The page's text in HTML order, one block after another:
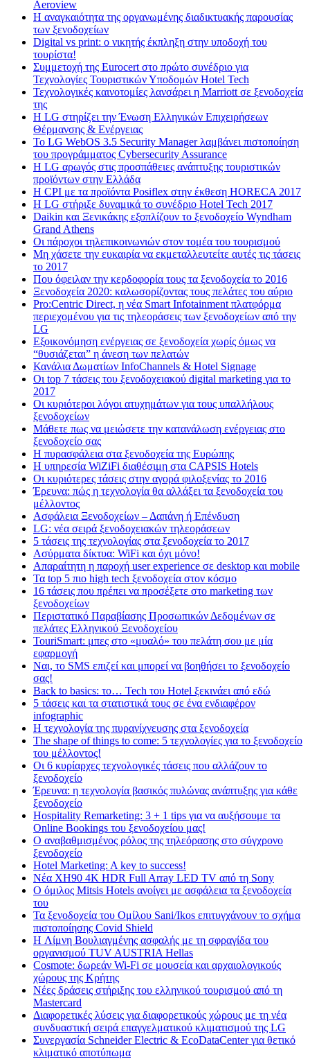
Aeroview
Η αναγκαιότητα της οργανωμένης διαδικτυακής παρουσίας
των ξενοδοχείων
Digital vs print: ο νικητής έκπληξη στην υποδοχή του
τουρίστα!
Συμμετοχή της Eurocert στο πρώτο συνέδριο για
Τεχνολογίες Τουριστικών Υποδομών Hotel Tech
Τεχνολογικές καινοτομίες λανσάρει η Marriott σε ξενοδοχεία
της
H LG στηρίζει την Ένωση Ελληνικών Επιχειρήσεων
Θέρμανσης & Ενέργειας
Το LG WebOS 3.5 Security Manager λαμβάνει πιστοποίηση
του προγράμματος Cybersecurity Assurance
Η LG αρωγός στις προσπάθειες ανάπτυξης τουριστικών
προϊόντων στην Ελλάδα
Η CPI με τα προϊόντα Posiflex στην έκθεση HORECA 2017
H LG στήριξε δυναμικά το συνέδριο Hotel Tech 2017
Daikin και Ξενικάκης εξοπλίζουν το ξενοδοχείο Wyndham
Grand Athens
Οι πάροχοι τηλεπικοινωνιών στον τομέα του τουρισμού
Μη χάσετε την ευκαιρία να εκμεταλλευτείτε αυτές τις τάσεις
το 2017
Που όφειλαν την κερδοφορία τους τα ξενοδοχεία το 2016
Ξενοδοχεία 2020: καλωσορίζοντας τους πελάτες του αύριο
Pro:Centric Direct, η νέα Smart Infotainment πλατφόρμα
περιεχομένου για τις τηλεοράσεις των ξενοδοχείων από την
LG
Εξοικονόμηση ενέργειας σε ξενοδοχεία χωρίς όμως να
“θυσιάζεται” η άνεση των πελατών
Κανάλια Δωματίων InfoChannels & Hotel Signage
Οι top 7 τάσεις του ξενοδοχειακού digital marketing για το
2017
Οι κυριότεροι λόγοι ατυχημάτων για τους υπαλλήλους
ξενοδοχείων
Μάθετε πως να μειώσετε την κατανάλωση ενέργειας στο
ξενοδοχείο σας
Η πυρασφάλεια στα ξενοδοχεία της Ευρώπης
Η υπηρεσία WiZiFi διαθέσιμη στα CAPSIS Hotels
Οι κυριότερες τάσεις στην αγορά φιλοξενίας το 2016
Έρευνα: πώς η τεχνολογία θα αλλάξει τα ξενοδοχεία του
μέλλοντος
Ασφάλεια Ξενοδοχείων – Δαπάνη ή Επένδυση
LG: νέα σειρά ξενοδοχειακών τηλεοράσεων
5 τάσεις της τεχνολογίας στα ξενοδοχεία το 2017
Ασύρματα δίκτυα: WiFi και όχι μόνο!
Απαραίτητη η παροχή user experience σε desktop και mobile
Τα top 5 πιο high tech ξενοδοχεία στον κόσμο
16 τάσεις που πρέπει να προσέξετε στο marketing των
ξενοδοχείων
Περιστατικό Παραβίασης Προσωπικών Δεδομένων σε
πελάτες Ελληνικού Ξενοδοχείου
TouriSmart: μπες στο «μυαλό» του πελάτη σου με μία
εφαρμογή
Ναι, το SMS επιζεί και μπορεί να βοηθήσει το ξενοδοχείο
σας!
Back to basics: το… Tech του Hotel ξεκινάει από εδώ
5 τάσεις και τα στατιστικά τους σε ένα ενδιαφέρον
infographic
Η τεχνολογία της πυρανίχνευσης στα ξενοδοχεία
The shape of things to come: 5 τεχνολογίες για το ξενοδοχείο
του μέλλοντος!
Οι 6 κυρίαρχες τεχνολογικές τάσεις που αλλάζουν το
ξενοδοχείο
Έρευνα: η τεχνολογία βασικός πυλώνας ανάπτυξης για κάθε
ξενοδοχείο
Hospitality Remarketing: 3 + 1 tips για να αυξήσουμε τα
Online Bookings του ξενοδοχείου μας!
Ο αναβαθμισμένος ρόλος της τηλεόρασης στο σύγχρονο
ξενοδοχείο
Hotel Marketing: A key to success!
Νέα XH90 4K HDR Full Array LED TV από τη Sony
Ο όμιλος Mitsis Hotels ανοίγει με ασφάλεια τα ξενοδοχεία
του
Τα ξενοδοχεία του Ομίλου Sani/Ikos επιτυγχάνουν το σχήμα
πιστοποίησης Covid Shield
H Λίμνη Βουλιαγμένης ασφαλής με τη σφραγίδα του
οργανισμού TUV AUSTRIA Hellas
Cosmote: δωρεάν Wi-Fi σε μουσεία και αρχαιολογικούς
χώρους της Κρήτης
Νέες δράσεις στήριξης του ελληνικού τουρισμού από τη
Mastercard
Διαφορετικές λύσεις για διαφορετικούς χώρους με τη νέα
συνδυαστική σειρά επαγγελματικού κλιματισμού της LG
Συνεργασία Schneider Electric & EcoDataCenter για θετικό
κλιματικό αποτύπωμα